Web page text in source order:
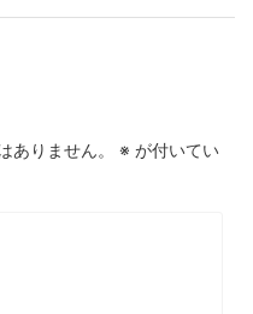
ありません。 ※ が付いてい